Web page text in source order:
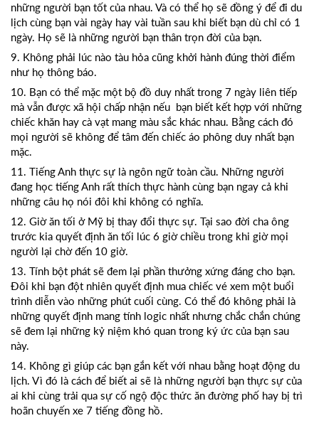
những người bạn tốt của nhau. Và có thể họ sẽ đồng ý để đi du
lịch cùng bạn vài ngày hay vài tuần sau khi biết bạn dù chỉ có 1
ngày. Họ sẽ là những người bạn thân trọn đời của bạn.
9. Không phải lúc nào tàu hỏa cũng khởi hành đúng thời điểm
như họ thông báo.
10. Bạn có thể mặc một bộ đồ duy nhất trong 7 ngày liên tiếp
mà vẫn được xã hội chấp nhận nếu bạn biết kết hợp với những
chiếc khăn hay cà vạt mang màu sắc khác nhau. Bằng cách đó
mọi người sẽ không để tâm đến chiếc áo phông duy nhất bạn
mặc.
11. Tiếng Anh thực sự là ngôn ngữ toàn cầu. Những người
đang học tiếng Anh rất thích thực hành cùng bạn ngay cả khi
những câu họ nói đôi khi không có nghĩa.
12. Giờ ăn tối ở Mỹ bị thay đổi thực sự. Tại sao đời cha ông
trước kia quyết định ăn tối lúc 6 giờ chiều trong khi giờ mọi
người lại chờ đến 10 giờ.
13. Tính bột phát sẽ đem lại phần thưởng xứng đáng cho bạn.
Đôi khi bạn đột nhiên quyết định mua chiếc vé xem một buổi
trình diễn vào những phút cuối cùng. Có thể đó không phải là
những quyết định mang tính logic nhất nhưng chắc chắn chúng
sẽ đem lại những kỷ niệm khó quan trong ký ức của bạn sau
này.
14. Không gì giúp các bạn gắn kết với nhau bằng hoạt động du
lịch. Vì đó là cách để biết ai sẽ là những người bạn thực sự của
ai khi cùng trải qua sự cố ngộ độc thức ăn đường phố hay bị trì
hoãn chuyến xe 7 tiếng đồng hồ.